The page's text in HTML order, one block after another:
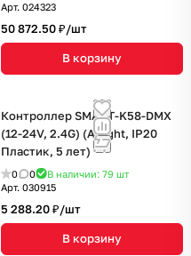
Арт. 024323
50 872.50 ₽/шт
В корзину
Контроллер SMART-K58-DMX
(12-24V, 2.4G) (Arlight, IP20
Пластик, 5 лет)
0 0 В наличии: 79 шт
Арт. 030915
5 288.20 ₽/шт
В корзину